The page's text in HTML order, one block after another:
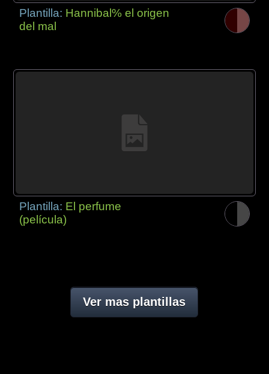
Plantilla: Hannibal% el origen
del mal
Plantilla: El perfume
(película)
Ver mas plantillas